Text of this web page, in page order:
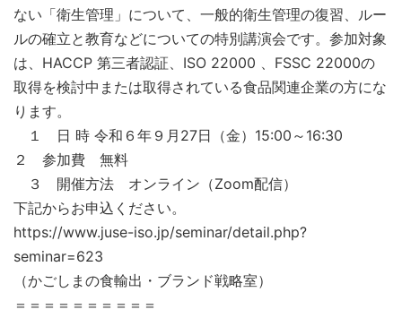
ない「衛生管理」について、一般的衛生管理の復習、ルー
ルの確立と教育などについての特別講演会です。参加対象
は、HACCP 第三者認証、ISO 22000 、FSSC 22000の
取得を検討中または取得されている食品関連企業の方にな
ります。
１ 日 時 令和６年９月27日（金）15:00～16:30
２ 参加費 無料
３ 開催方法 オンライン（Zoom配信）
下記からお申込ください。
https://www.juse-iso.jp/seminar/detail.php?
seminar=623
（かごしまの食輸出・ブランド戦略室）
＝＝＝＝＝＝＝＝＝＝